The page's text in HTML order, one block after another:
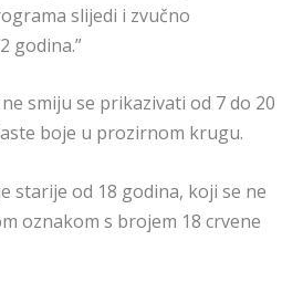
slijedi i zvučno
godina.”
smiju se prikazivati od 7 do 20
boje u prozirnom krugu.
starije od 18 godina, koji se ne
oznakom s brojem 18 crvene